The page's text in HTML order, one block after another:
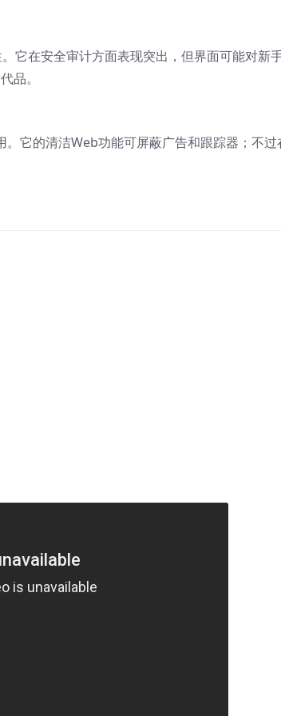
它在安全审计方面表现突出，但界面可能对新
品。
它的清洁Web功能可屏蔽广告和跟踪器；不过